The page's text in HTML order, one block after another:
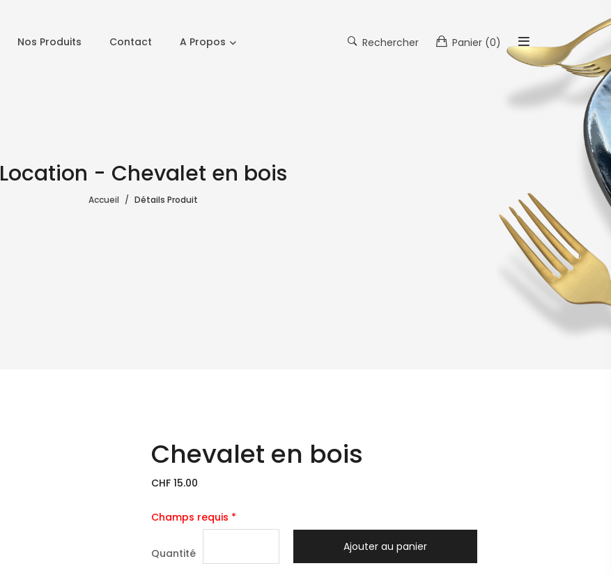
Nos Produits Contact A Propos Rechercher Panier (0)
Location - Chevalet en bois
Accueil Détails Produit
Chevalet en bois
CHF 15.00
Champs requis *
Quantité Ajouter au panier